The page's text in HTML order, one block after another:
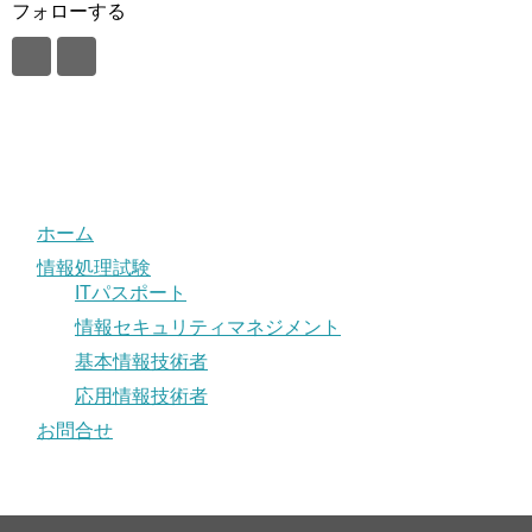
フォローする
ホーム
情報処理試験
ITパスポート
情報セキュリティマネジメント
基本情報技術者
応用情報技術者
お問合せ